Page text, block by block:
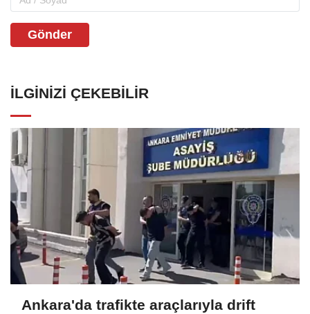
Gönder
İLGINIZI ÇEKEBILIR
Ankara'da trafikte araçlarıyla drift